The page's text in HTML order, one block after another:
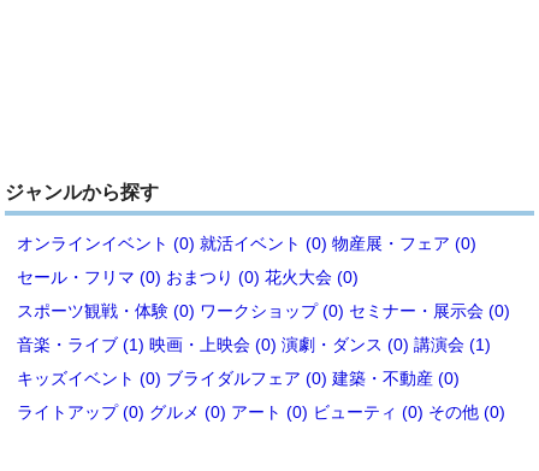
ジャンルから探す
オンラインイベント (0) 就活イベント (0) 物産展・フェア (0)
セール・フリマ (0) おまつり (0) 花火大会 (0)
スポーツ観戦・体験 (0) ワークショップ (0) セミナー・展示会 (0)
音楽・ライブ (1) 映画・上映会 (0) 演劇・ダンス (0) 講演会 (1)
キッズイベント (0) ブライダルフェア (0) 建築・不動産 (0)
ライトアップ (0) グルメ (0) アート (0) ビューティ (0) その他 (0)